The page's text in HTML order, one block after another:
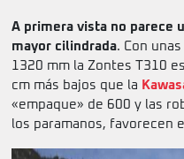
A primera vista no parece
mayor cilindrada. Con
1320 mm la Zontes T310
cm más bajos que la
«empaque» de 600 y las
los paramanos, favorecen